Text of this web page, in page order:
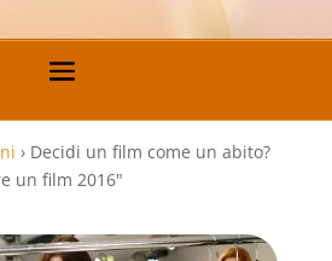
› Decidi un film come un abito?
un film 2016"